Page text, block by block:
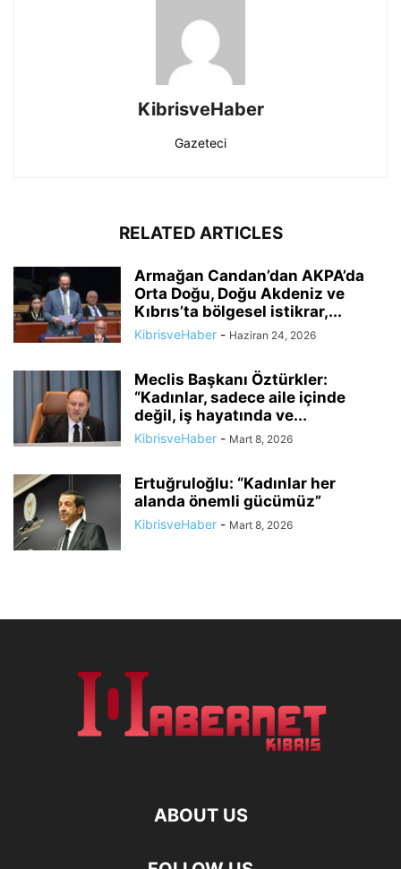
KibrisveHaber
Gazeteci
RELATED ARTICLES
Armağan Candan’dan AKPA’da
Orta Doğu, Doğu Akdeniz ve
Kıbrıs’ta bölgesel istikrar,...
KibrisveHaber - Haziran 24, 2026
Meclis Başkanı Öztürkler:
“Kadınlar, sadece aile içinde
değil, iş hayatında ve...
KibrisveHaber - Mart 8, 2026
Ertuğruloğlu: “Kadınlar her
alanda önemli gücümüz”
KibrisveHaber - Mart 8, 2026
ABOUT US